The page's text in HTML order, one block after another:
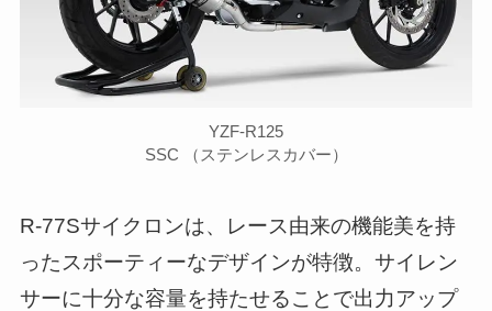
YZF-R125
SSC （ステンレスカバー）
R-77Sサイクロンは、レース由来の機能美を持
ったスポーティーなデザインが特徴。サイレン
サーに十分な容量を持たせることで出力アップ